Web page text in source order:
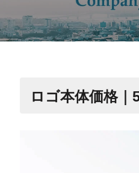
ロゴ本体価格｜